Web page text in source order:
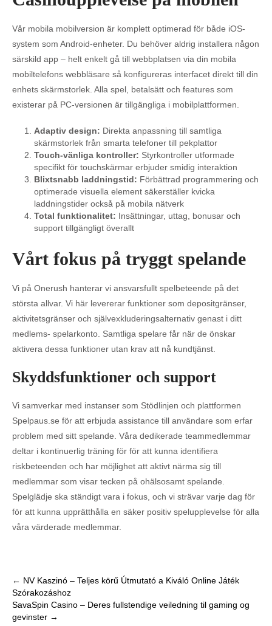
Vår mobila mobilversion är komplett optimerad för både iOS-
system som Android-enheter. Du behöver aldrig installera någon
särskild app – helt enkelt gå till webbplatsen via din mobila
mobiltelefons webbläsare så konfigureras interfacet direkt till din
enhets skärmstorlek. Alla spel, betalsätt och features som
existerar på PC-versionen är tillgängliga i mobilplattformen.
Adaptiv design: Direkta anpassning till samtliga
skärmstorlek från smarta telefoner till pekplattor
Touch-vänliga kontroller: Styrkontroller utformade
specifikt för touchskärmar erbjuder smidig interaktion
Blixtsnabb laddningstid: Förbättrad programmering och
optimerade visuella element säkerställer kvicka
laddningstider också på mobila nätverk
Total funktionalitet: Insättningar, uttag, bonusar och
support tillgängligt överallt
Vårt fokus på tryggt spelande
Vi på Onerush hanterar vi ansvarsfullt spelbeteende på det
största allvar. Vi här levererar funktioner som depositgränser,
aktivitetsgränser och självexkluderingsalternativ genast i ditt
medlems- spelarkonto. Samtliga spelare får när de önskar
aktivera dessa funktioner utan krav att nå kundtjänst.
Skyddsfunktioner och support
Vi samverkar med instanser som Stödlinjen och plattformen
Spelpaus.se för att erbjuda assistance till användare som erfar
problem med sitt spelande. Våra dedikerade teammedlemmar
deltar i kontinuerlig träning för för att kunna identifiera
riskbeteenden och har möjlighet att aktivt närma sig till
medlemmar som visar tecken på ohälsosamt spelande.
Spelglädje ska ständigt vara i fokus, och vi strävar varje dag för
för att kunna upprätthålla en säker positiv spelupplevelse för alla
våra värderade medlemmar.
Post
navigation
← NV Kaszinó – Teljes körű Útmutató a Kiváló Online Játék
Szórakozáshoz
SavaSpin Casino – Deres fullstendige veiledning til gaming og
gevinster →